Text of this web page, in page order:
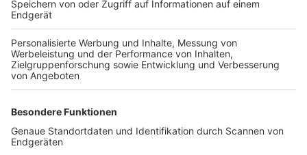
TOP-VEREINE
TOP-PARTNER